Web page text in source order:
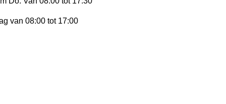
van 08:00 tot 17:00